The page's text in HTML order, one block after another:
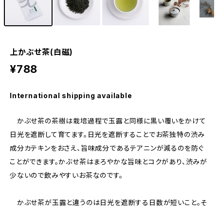
上かぶせ茶(白磁)
¥788
International shipping available
かぶせ茶の茶樹は栽培過程で玉露と同様に黒い覆いをかけて
日光を遮断して育てます。日光を遮断することでお茶独特の渋み
成分カテキンをおさえ、旨味成分であるテアニンが減るのを防ぐ
ことができます。かぶせ茶はまろやかな旨味とコクがあり、渋みが
少ないので飲みやすいお茶なのです。
かぶせ茶が玉露と違うのは日光を遮断する日数が短いこと。そ